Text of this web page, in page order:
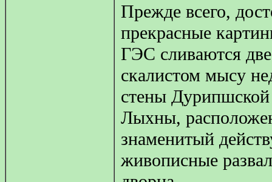
Прежде всего,
прекрасные
ГЭС сливаются
скалистом мысу
стены Дурипшской
Лыхны,
знаменитый
живописные